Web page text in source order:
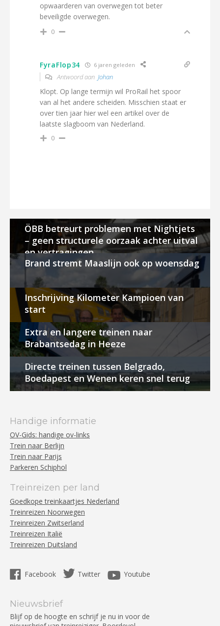
opwaarderen van overwegen tot beter
beveiligde overwegen.
0
FyraFlop34 6 jaren geleden
Antwoord aan Johan
Klopt. Op lange termijn wil ProRail het spoor
van al het andere scheiden. Misschien staat er
over tien jaar hier wel een artikel over de
laatste slagboom van Nederland.
0
ÖBB betreurt problemen met Nightjets
– geen structurele oorzaak achter uitval
en vertragingen
Brand stremt Maaslijn ook op woensdag
Inschrijving Kilometer Kampioen van
start
Extra en langere treinen naar
Brabantsedag in Heeze
Directe treinen tussen Belgrado,
Boedapest en Wenen keren snel terug
Handige informatie
OV-Gids: handige ov-links
Trein naar Berlijn
Trein naar Parijs
Parkeren Schiphol
Treinreizen per land
Goedkope treinkaartjes Nederland
Treinreizen Noorwegen
Treinreizen Zwitserland
Treinreizen Italië
Treinreizen Duitsland
Facebook Twitter Youtube
Nieuwsbrief
Blijf op de hoogte en schrijf je nu in voor de